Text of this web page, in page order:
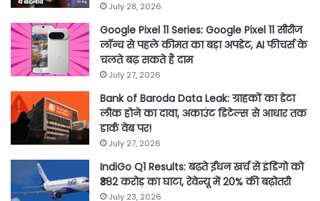
July 28, 2026
Google Pixel 11 Series: Google Pixel 11 सीरीज
लॉन्च से पहले कीमत का बड़ा अपडेट, AI फीचर्स के
चलते बढ़ सकते हैं दाम
July 27, 2026
Bank of Baroda Data Leak: ग्राहकों का डेटा
लीक होने का दावा, अकाउंट डिटेल्स से आधार तक
डार्क वेब पर!
July 27, 2026
IndiGo Q1 Results: बढ़ते ईंधन खर्च से इंडिगो को
₹382 करोड़ का घाटा, रेवेन्यू में 20% की बढ़ोतरी
July 23, 2026